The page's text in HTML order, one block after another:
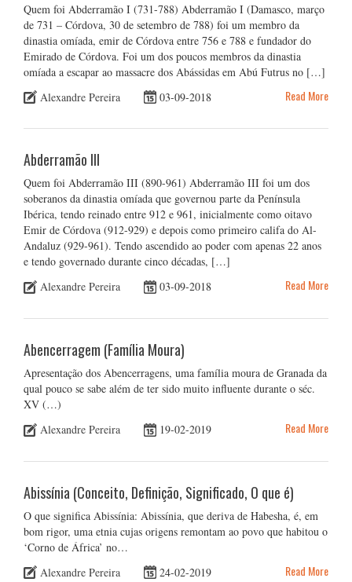
Quem foi Abderramão I (731-788) Abderramão I (Damasco, março
de 731 – Córdova, 30 de setembro de 788) foi um membro da
dinastia omíada, emir de Córdova entre 756 e 788 e fundador do
Emirado de Córdova. Foi um dos poucos membros da dinastia
omíada a escapar ao massacre dos Abássidas em Abú Futrus no […]
Alexandre Pereira
03-09-2018 Read More
Abderramão III
Quem foi Abderramão III (890-961) Abderramão III foi um dos
soberanos da dinastia omíada que governou parte da Península
Ibérica, tendo reinado entre 912 e 961, inicialmente como oitavo
Emir de Córdova (912-929) e depois como primeiro califa do Al-
Andaluz (929-961). Tendo ascendido ao poder com apenas 22 anos
e tendo governado durante cinco décadas, […]
Alexandre Pereira
03-09-2018 Read More
Abencerragem (Família Moura)
Apresentação dos Abencerragens, uma família moura de Granada da
qual pouco se sabe além de ter sido muito influente durante o séc.
XV (…)
Alexandre Pereira
19-02-2019 Read More
Abissínia (Conceito, Definição, Significado, O que é)
O que significa Abissínia: Abissínia, que deriva de Habesha, é, em
bom rigor, uma etnia cujas origens remontam ao povo que habitou o
‘Corno de África’ no…
Alexandre Pereira
24-02-2019 Read More